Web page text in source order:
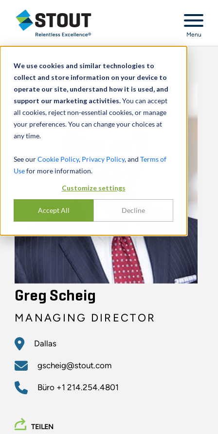
We use cookies and similar technologies to
collect and store information on your device to
operate our site, understand how it is used, and
support our marketing activities.You can accept
all cookies, reject non-essential cookies, or manage
your preferences. You can change your choices at
any time.
See ourCookie Policy, Privacy Policy, and Terms of
Usefor more information.
Customize settings
Accept All Decline
Stout Relentless Excellence
Menu
Greg Scheig
MANAGING DIRECTOR
Dallas
gscheig@stout.com
Büro +1 214.254.4801
TEILEN